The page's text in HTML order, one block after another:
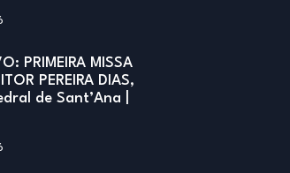
PRIMEIRA MISSA
PEREIRA DIAS,
de Sant’Ana |